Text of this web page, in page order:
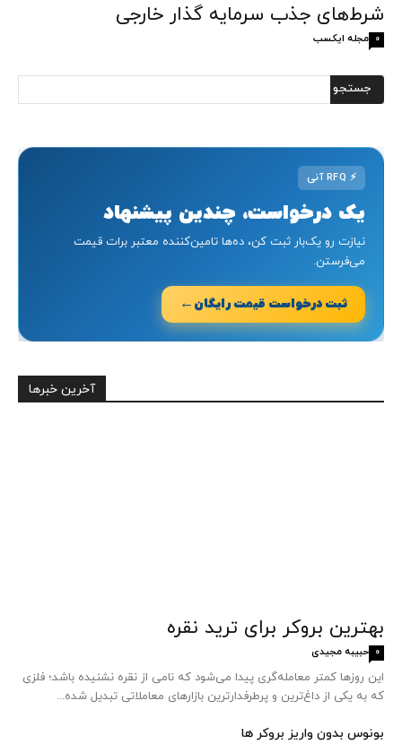
شرط‌های جذب سرمایه گذار خارجی
مجله ایکسب 0
⚡
یک درخواست، چندین پیشنهاد
نیازت رو یک‌بار ثبت کن، ده‌ها تامین‌کننده معتبر برات قیمت
می‌فرستن.
ثبت درخواست قیمت رایگان ←
آخرین خبرها
بهترین بروکر برای ترید نقره
حبیبه مجیدی 0
این روزها کمتر معامله‌گری پیدا می‌شود که نامی از نقره نشنیده باشد؛ فلزی
که به یکی از داغ‌ترین و پرطرفدارترین بازارهای معاملاتی تبدیل شده...
بونوس بدون واریز بروکر ها